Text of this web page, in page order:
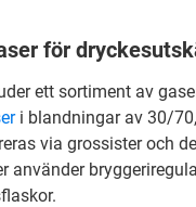
för
ett sortiment av
i blandningar av 30/
via grossister och
använder